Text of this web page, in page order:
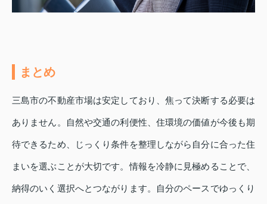
まとめ
三島市の不動産市場は安定しており、焦って決断する必要は
ありません。自然や交通の利便性、住環境の価値が今後も期
待できるため、じっくり条件を整理しながら自分に合った住
まいを選ぶことが大切です。情報を冷静に見極めることで、
納得のいく選択へとつながります。自分のペースでゆっくり